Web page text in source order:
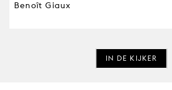
Benoît Giaux
IN DE KIJKER